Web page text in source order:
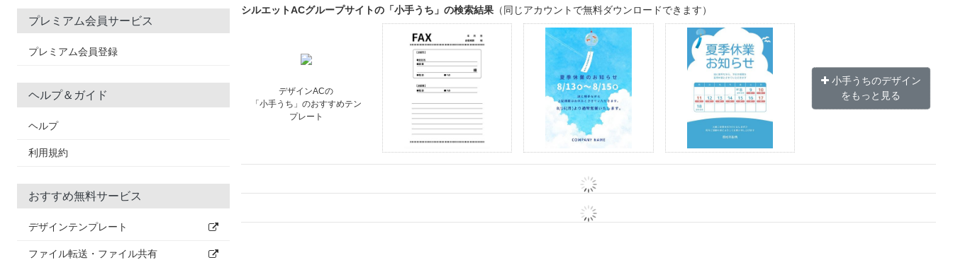
プレミアム会員サービス
プレミアム会員登録
ヘルプ＆ガイド
ヘルプ
利用規約
おすすめ無料サービス
デザインテンプレート
ファイル転送・ファイル共有
シルエットACグループサイトの「小手うち」の検索結果 （同じアカウントで無料ダウンロードできます）
デザインACの
「小手うち」のおすすめテン
プレート
小手うちのデザイン
をもっと見る